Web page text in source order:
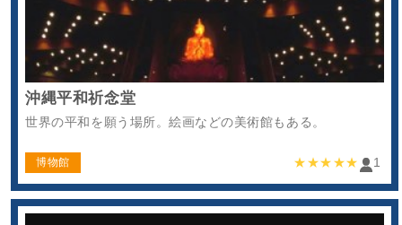
沖縄平和祈念堂
世界の平和を願う場所。絵画などの美術館もある。
博物館 ★★★★★ 1